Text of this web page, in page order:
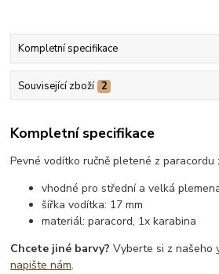
Kompletní specifikace
Související zboží 2
Kompletní specifikace
Pevné vodítko ručně pletené z paracordu
vhodné pro střední a velká
šířka vodítka: 17 mm
materiál: paracord, 1x karabina
Chcete jiné barvy? Vyberte si z našeho
napište nám.